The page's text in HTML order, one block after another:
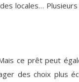
locales…
ce prêt peut
des choix plus